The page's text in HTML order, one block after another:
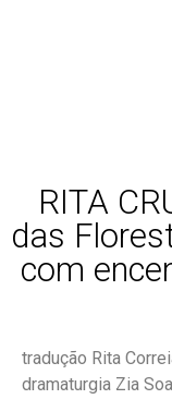
RITA
das
com
tradução Rita
dramaturgia Zia